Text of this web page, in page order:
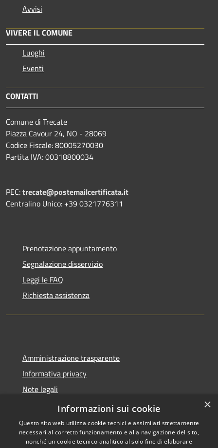
Avvisi
VIVERE IL COMUNE
Luoghi
Eventi
CONTATTI
Comune di Trecate
Piazza Cavour 24, NO - 28069
Codice Fiscale: 80005270030
Partita IVA: 00318800034
PEC:trecate@postemailcertificata.it
Centralino Unico: +39 0321776311
Prenotazione appuntamento
Segnalazione disservizio
Leggi le FAQ
Richiesta assistenza
Amministrazione trasparente
Informativa privacy
Note legali
Dichiarazione di accessibilità
×
Informazioni sui cookie
Questo sito web utilizza cookie tecnici e assimilati strettamente
necessari al corretto funzionamento e alla navigazione del sito,
nonché un cookie tecnico analitico al solo fine di elaborare